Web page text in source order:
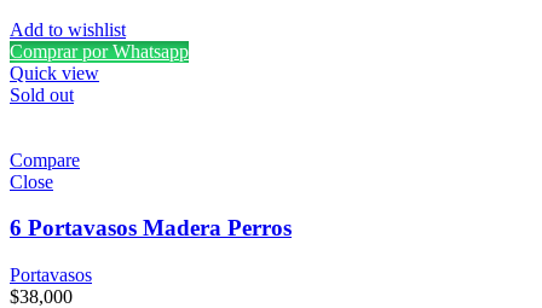
Add to wishlist
Comprar por Whatsapp
Quick view
Sold out
Compare
Close
6 Portavasos Madera Perros
Portavasos
$38,000